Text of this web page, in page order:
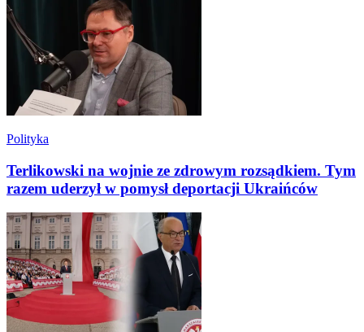
Polityka
Terlikowski na wojnie ze zdrowym rozsądkiem. Tym
razem uderzył w pomysł deportacji Ukraińców